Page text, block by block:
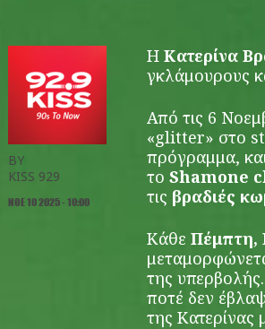
BY
KISS 929
ΝΟΕ 10 2025 - 10:00
Η Κατερίνα
γκλάμουρους
Από τις 6
«glitter» στο
πρόγραμμα,
το Shamone
τις βραδιές
Κάθε Πέμπτη,
της
ποτέ δεν
της